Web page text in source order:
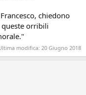
chiedono
orribili
modifica: 20 Giugno 2018